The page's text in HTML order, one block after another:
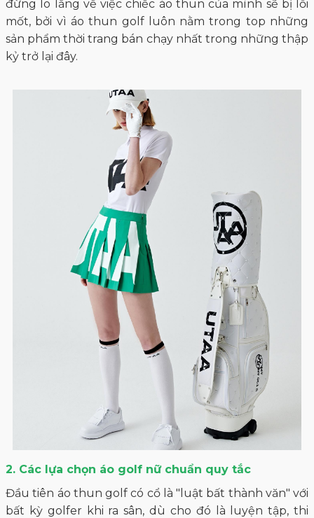
đừng lo lắng về việc chiếc áo thun của mình sẽ bị lỗi
mốt, bởi vì áo thun golf luôn nằm trong top những
sản phẩm thời trang bán chạy nhất trong những thập
kỷ trở lại đây.
2. Các lựa chọn áo golf nữ chuẩn quy tắc
Đầu tiên áo thun golf có cổ là "luật bất thành văn" với
bất kỳ golfer khi ra sân, dù cho đó là luyện tập, thi